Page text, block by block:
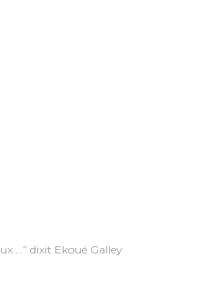
…” dixit Ekoué Galley